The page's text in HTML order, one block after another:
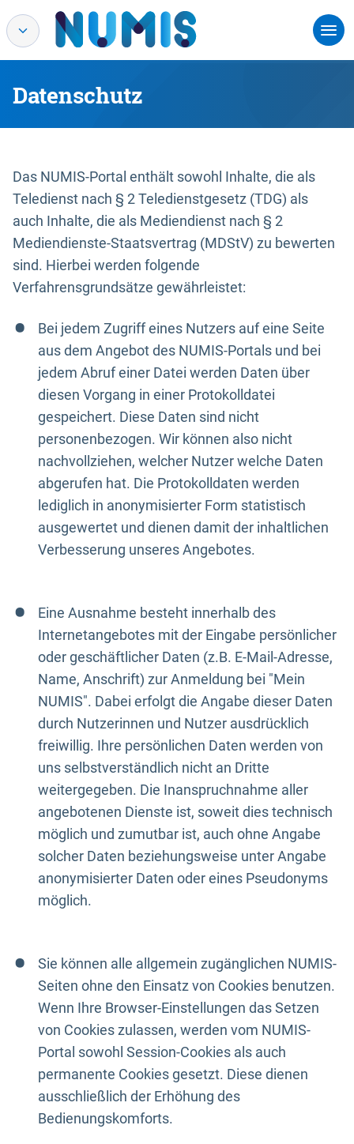
Datenschutz
Das NUMIS-Portal enthält sowohl Inhalte, die als
Teledienst nach § 2 Teledienstgesetz (TDG) als
auch Inhalte, die als Mediendienst nach § 2
Mediendienste-Staatsvertrag (MDStV) zu bewerten
sind. Hierbei werden folgende
Verfahrensgrundsätze gewährleistet:
Bei jedem Zugriff eines Nutzers auf eine Seite
aus dem Angebot des NUMIS-Portals und bei
jedem Abruf einer Datei werden Daten über
diesen Vorgang in einer Protokolldatei
gespeichert. Diese Daten sind nicht
personenbezogen. Wir können also nicht
nachvollziehen, welcher Nutzer welche Daten
abgerufen hat. Die Protokolldaten werden
lediglich in anonymisierter Form statistisch
ausgewertet und dienen damit der inhaltlichen
Verbesserung unseres Angebotes.
Eine Ausnahme besteht innerhalb des
Internetangebotes mit der Eingabe persönlicher
oder geschäftlicher Daten (z.B. E-Mail-Adresse,
Name, Anschrift) zur Anmeldung bei "Mein
NUMIS". Dabei erfolgt die Angabe dieser Daten
durch Nutzerinnen und Nutzer ausdrücklich
freiwillig. Ihre persönlichen Daten werden von
uns selbstverständlich nicht an Dritte
weitergegeben. Die Inanspruchnahme aller
angebotenen Dienste ist, soweit dies technisch
möglich und zumutbar ist, auch ohne Angabe
solcher Daten beziehungsweise unter Angabe
anonymisierter Daten oder eines Pseudonyms
möglich.
Sie können alle allgemein zugänglichen NUMIS-
Seiten ohne den Einsatz von Cookies benutzen.
Wenn Ihre Browser-Einstellungen das Setzen
von Cookies zulassen, werden vom NUMIS-
Portal sowohl Session-Cookies als auch
permanente Cookies gesetzt. Diese dienen
ausschließlich der Erhöhung des
Bedienungskomforts.